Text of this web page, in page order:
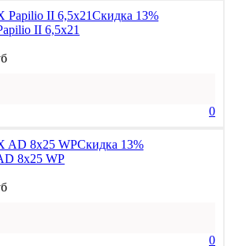
Скидка 13%
II 6,5x21
0
Скидка 13%
8x25 WP
0